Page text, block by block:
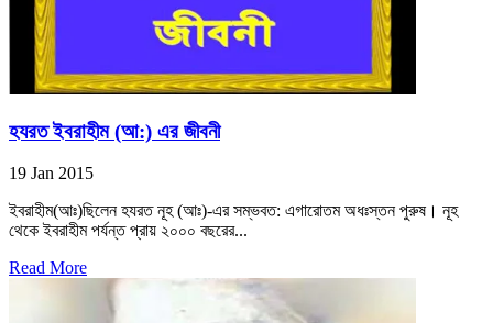
হযরত ইবরাহীম (আ:) এর জীবনী
19 Jan 2015
ইবরাহীম(আঃ)ছিলেন হযরত নূহ (আঃ)-এর সম্ভবত: এগারোতম অধঃস্তন পুরুষ। নূহ
থেকে ইবরাহীম পর্যন্ত প্রায় ২০০০ বছরের...
Read More